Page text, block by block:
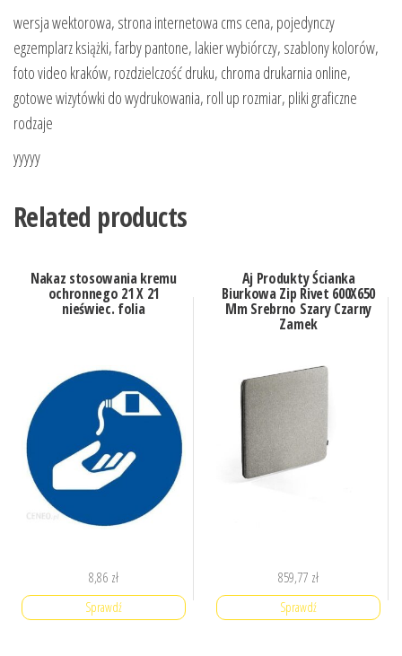
wersja wektorowa, strona internetowa cms cena, pojedynczy
egzemplarz książki, farby pantone, lakier wybiórczy, szablony kolorów,
foto video kraków, rozdzielczość druku, chroma drukarnia online,
gotowe wizytówki do wydrukowania, roll up rozmiar, pliki graficzne
rodzaje
yyyyy
Related products
Nakaz stosowania kremu
ochronnego 21 X 21
nieświec. folia
8,86 zł
Sprawdź
Aj Produkty Ścianka
Biurkowa Zip Rivet 600X650
Mm Srebrno Szary Czarny
Zamek
859,77 zł
Sprawdź